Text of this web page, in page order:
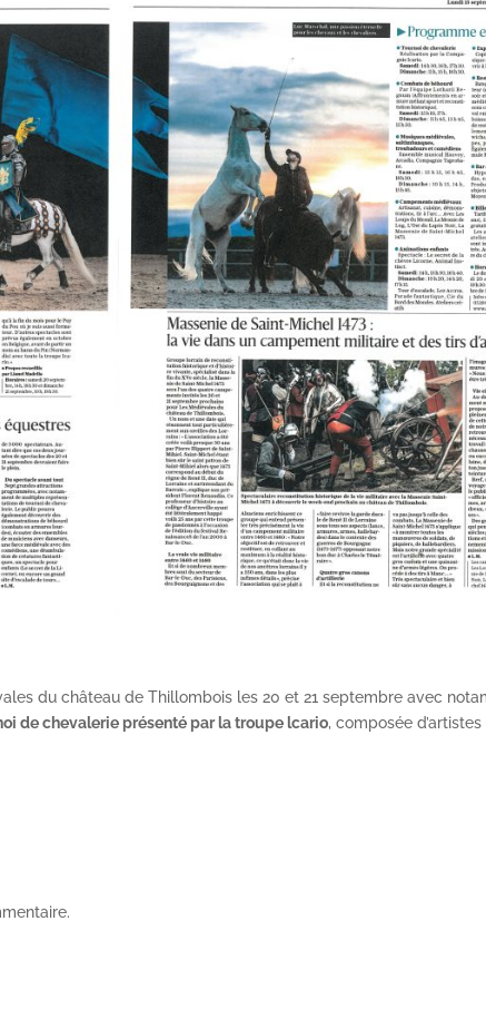
du château de Thillombois les 20 et 21 septembre avec
de chevalerie présenté par la troupe lcario, composée